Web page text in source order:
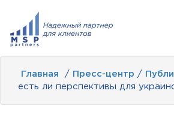
Главная / Пресс-центр /
есть ли перспективы для